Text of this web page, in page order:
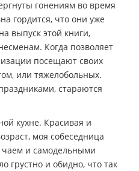
гонениям во время
гордится, что они уже
выпуск этой книги,
Когда позволяет
посещают своих
или тяжелобольных.
стараются
кухне. Красивая и
моя собеседница
и самодельными
грустно и обидно, что так